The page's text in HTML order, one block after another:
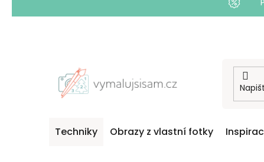
Techniky Obrazy z vlastní fotky